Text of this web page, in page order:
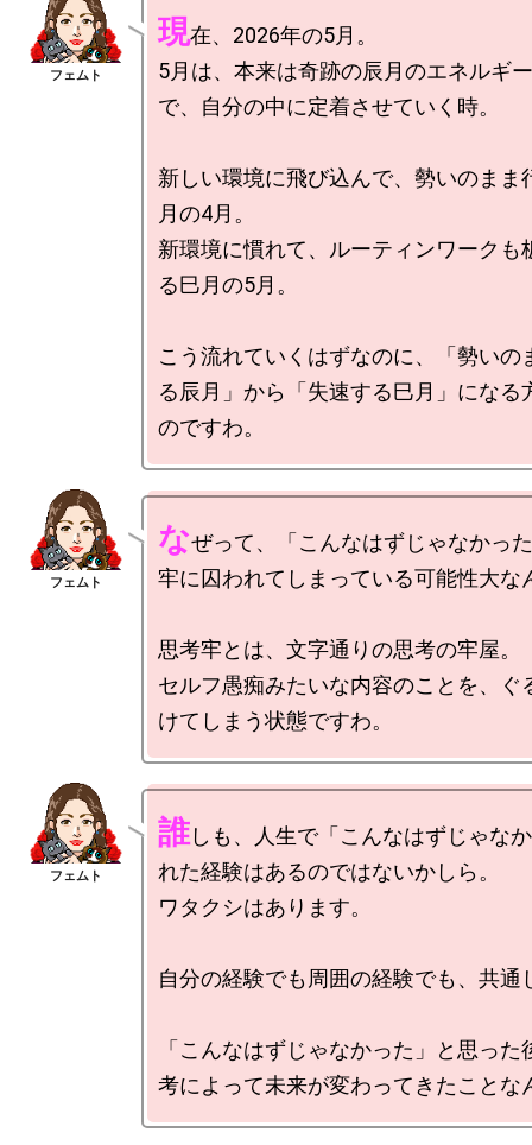
現在、2026年の5月。
5月は、本来は奇跡の辰月のエネルギ
で、自分の中に定着させていく時。
新しい環境に飛び込んで、勢いのまま
月の4月。
新環境に慣れて、ルーティンワークも
る巳月の5月。
こう流れていくはずなのに、「勢いの
る辰月」から「失速する巳月」になる
なぜって、「こんなはずじゃなかっ
牢に囚われてしまっている可能性大な
思考牢とは、文字通りの思考の牢屋。
セルフ愚痴みたいな内容のことを、ぐ
誰しも、人生で「こんなはずじゃな
れた経験はあるのではないかしら。
ワタクシはあります。
自分の経験でも周囲の経験でも、共通
「こんなはずじゃなかった」と思った